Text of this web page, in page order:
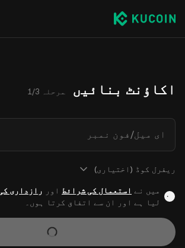
اکاؤنٹ بنائیں مرحلہ 1/3
ای میل/فون نمبر
ریفرل کوڈ (اختیاری)
میں نے استعمال کی شرائط اور رازداری
لیا ہے اور ان سے اتفاق کرتا ہوں۔